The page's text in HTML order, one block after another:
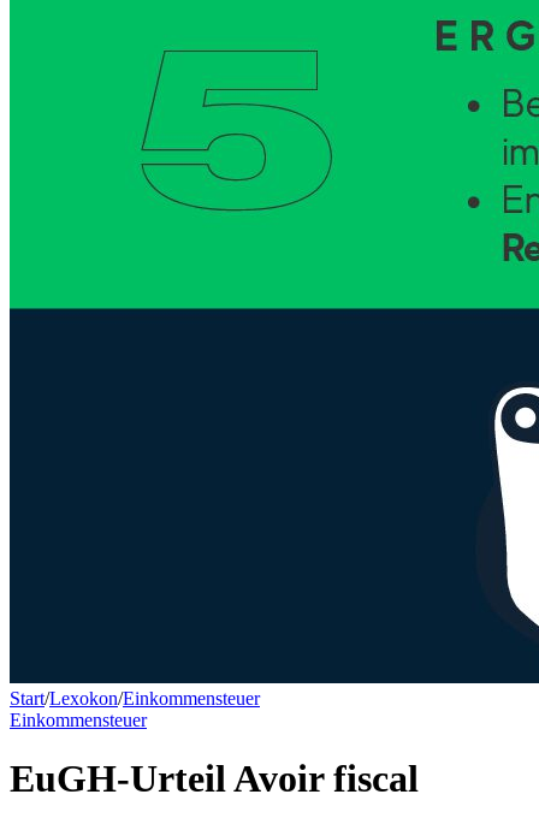
Start/Lexokon/Einkommensteuer
Einkommensteuer
EuGH-Urteil Avoir fiscal